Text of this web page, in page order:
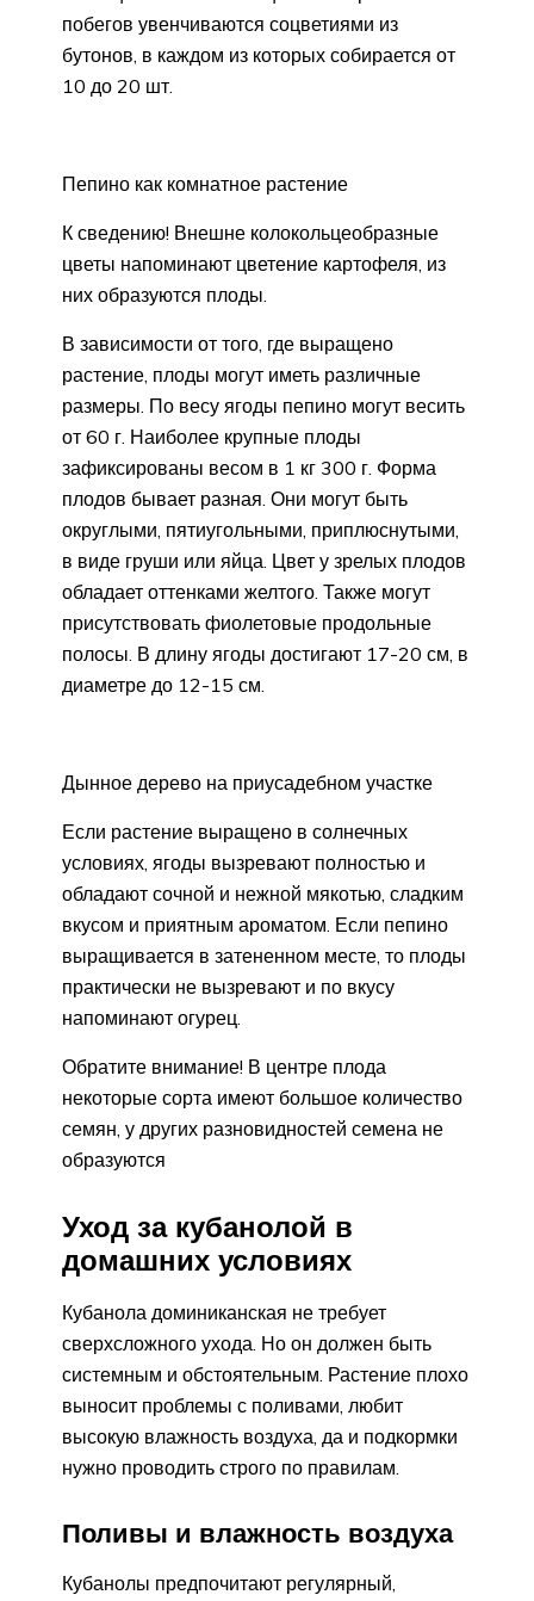
побегов увенчиваются соцветиями из
бутонов, в каждом из которых собирается от
10 до 20 шт.
Пепино как комнатное растение
К сведению! Внешне колокольцеобразные
цветы напоминают цветение картофеля, из
них образуются плоды.
В зависимости от того, где выращено
растение, плоды могут иметь различные
размеры. По весу ягоды пепино могут весить
от 60 г. Наиболее крупные плоды
зафиксированы весом в 1 кг 300 г. Форма
плодов бывает разная. Они могут быть
округлыми, пятиугольными, приплюснутыми,
в виде груши или яйца. Цвет у зрелых плодов
обладает оттенками желтого. Также могут
присутствовать фиолетовые продольные
полосы. В длину ягоды достигают 17-20 см, в
диаметре до 12-15 см.
Дынное дерево на приусадебном участке
Если растение выращено в солнечных
условиях, ягоды вызревают полностью и
обладают сочной и нежной мякотью, сладким
вкусом и приятным ароматом. Если пепино
выращивается в затененном месте, то плоды
практически не вызревают и по вкусу
напоминают огурец.
Обратите внимание! В центре плода
некоторые сорта имеют большое количество
семян, у других разновидностей семена не
образуются
Уход за кубанолой в
домашних условиях
Кубанола доминиканская не требует
сверхсложного ухода. Но он должен быть
системным и обстоятельным. Растение плохо
выносит проблемы с поливами, любит
высокую влажность воздуха, да и подкормки
нужно проводить строго по правилам.
Поливы и влажность воздуха
Кубанолы предпочитают регулярный,